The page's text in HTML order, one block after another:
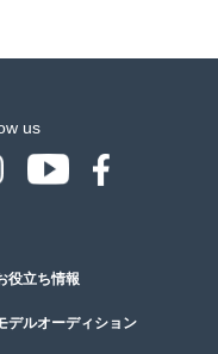
us
役立ち情報
デルオーディション